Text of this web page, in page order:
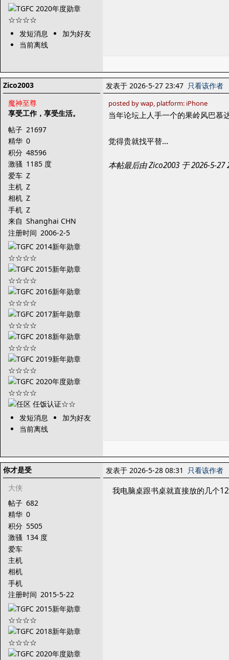
发短消息
加为好友
当前离线
Zico2003
魔神至尊
享受工作，享受生活。
帖子 21697
精华 0
积分 48596
激骚 1185 度
爱车 Z
主机 Z
相机 Z
手机 Z
来自 Shanghai CHN
注册时间 2006-2-5
发短消息
加为好友
当前离线
发表于 2026-5-27 23:47 只看该作者
posted by wap, platform: iPhone
当年论坛上人手一个的果岭风巴
觉得贵就找平替…
本帖最后由 Zico2003 于 2026-5-27
你才是受
大侠
帖子 682
精华 0
积分 5505
激骚 134 度
爱车
主机
相机
手机
注册时间 2015-5-22
发表于 2026-5-28 08:31 只看该作者
我电脑桌跟书桌就直接放的几个